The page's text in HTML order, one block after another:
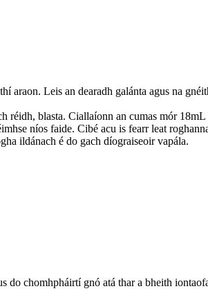
araon. Leis an dearadh galánta agus na
réidh, blasta. Ciallaíonn an cumas mór 18mL
níos faide. Cibé acu is fearr leat
ildánach é do gach díograiseoir vapála.
do chomhpháirtí gnó atá thar a bheith